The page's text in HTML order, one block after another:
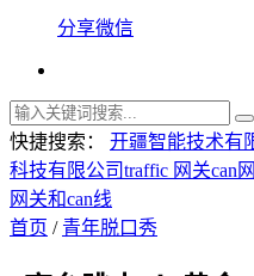
分享微信
快捷搜索： 开疆智能技术有
科技有限公司traffic 网关can
网关和can线
首页 / 青年脱口秀